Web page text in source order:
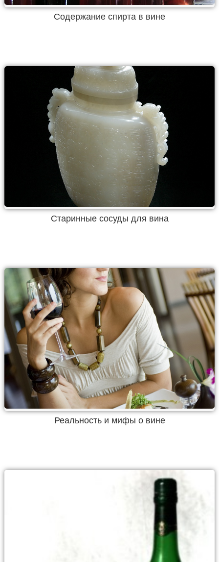
Содержание спирта в вине
Старинные сосуды для вина
Реальность и мифы о вине